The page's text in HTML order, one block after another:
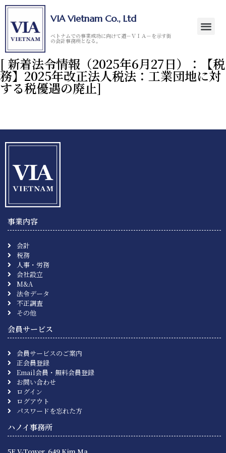
VIA Vietnam Co., Ltd
ベトナムでの事業成功に向けて道－ＶＩＡ－を示す街
の会計事務所となる。
[ 新着法令情報（2025年6月27日）：【税
務】2025年改正法人税法：工業団地に対
する税優遇の廃止]
事業内容
会計
税務
人事・労務
会社設立
M&A
法令データ
不正調査
その他
会員サービス
会員サービスのご案内
正会員登録
Email会員・無料会員登録
お問い合わせ
ログイン
ログアウト
パスワードを忘れた方
ハノイ事務所